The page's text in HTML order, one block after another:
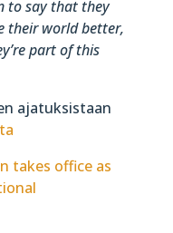
to say that they
their world better,
part of this
ajatuksistaan
takes office as